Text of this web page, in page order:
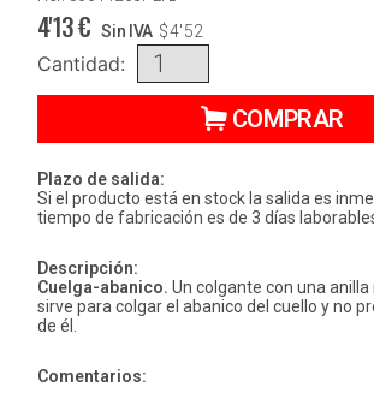
4'13€ Sin IVA $4'52
Cantidad:
COMPRAR
Plazo de salida:
Si el producto está en stock la salida es
tiempo de fabricación es de 3 días
Descripción:
Cuelga-abanico. Un colgante con una
sirve para colgar el abanico del cuello y no
de él.
Comentarios: